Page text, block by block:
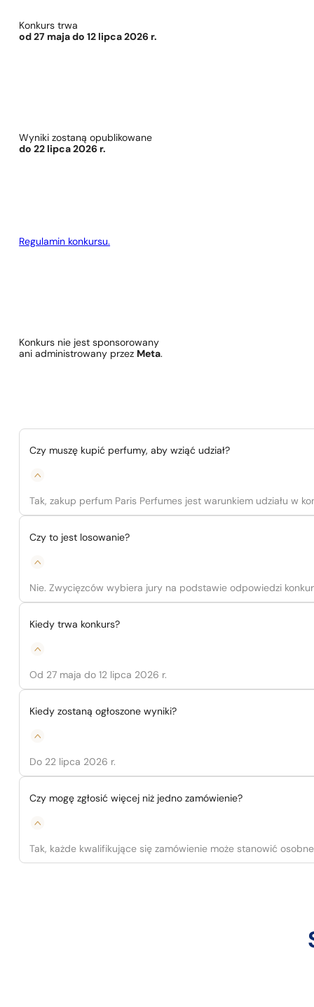
Konkurs trwa
od 27 maja do 12 lipca 2026 r.
Wyniki zostaną opublikowane
do 22 lipca 2026 r.
Regulamin konkursu.
Konkurs nie jest sponsorowany
ani administrowany przez Meta.
Czy muszę kupić perfumy, aby wziąć udział?
Tak, zakup perfum Paris Perfumes jest warunkiem udziału w
Czy to jest losowanie?
Nie. Zwycięzców wybiera jury na podstawie odpowiedzi
Kiedy trwa konkurs?
Od 27 maja do 12 lipca 2026 r.
Kiedy zostaną ogłoszone wyniki?
Do 22 lipca 2026 r.
Czy mogę zgłosić więcej niż jedno zamówienie?
Tak, każde kwalifikujące się zamówienie może stanowić osobne